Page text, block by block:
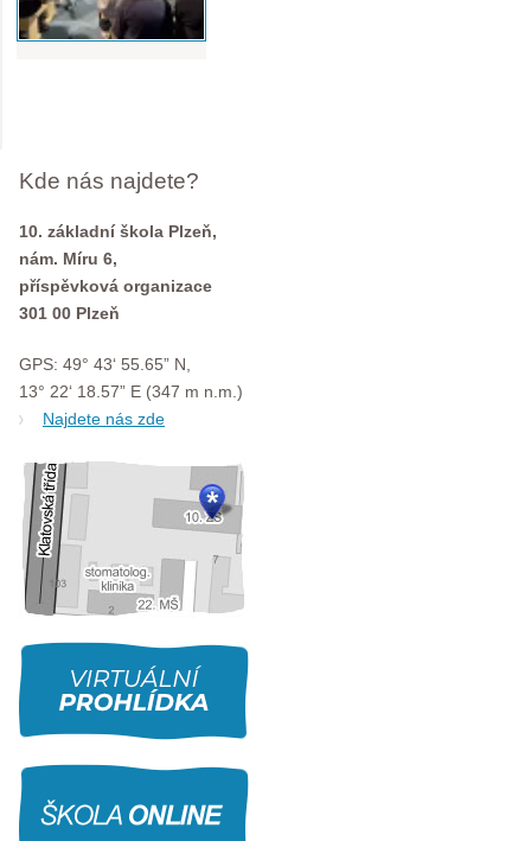
Kde nás najdete?
10. základní škola Plzeň,
nám. Míru 6,
příspěvková organizace
301 00 Plzeň
GPS: 49° 43‘ 55.65” N,
13° 22‘ 18.57” E (347 m n.m.)
Najdete nás zde